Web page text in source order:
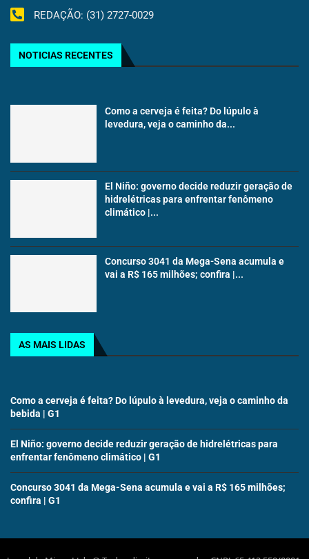
REDAÇÃO: (31) 2727-0029
NOTICIAS RECENTES
Como a cerveja é feita? Do lúpulo à
levedura, veja o caminho da...
El Niño: governo decide reduzir geração de
hidrelétricas para enfrentar fenômeno
climático |...
Concurso 3041 da Mega-Sena acumula e
vai a R$ 165 milhões; confira |...
AS MAIS LIDAS
Como a cerveja é feita? Do lúpulo à levedura, veja o caminho da
bebida | G1
El Niño: governo decide reduzir geração de hidrelétricas para
enfrentar fenômeno climático | G1
Concurso 3041 da Mega-Sena acumula e vai a R$ 165 milhões;
confira | G1